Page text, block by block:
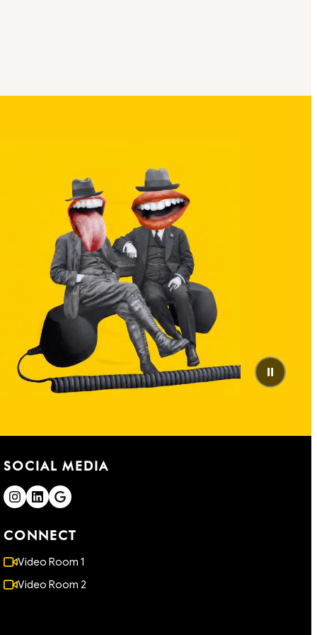
⏸
SOCIAL MEDIA
CONNECT
Video Room 1
Video Room 2